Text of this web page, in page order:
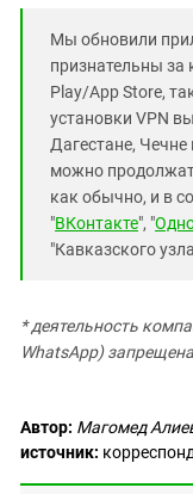
Мы обновили
признательны за
Play/App Store,
установки VPN
Дагестане, Чечне
можно
как обычно, и в
"ВКонтакте", "
"Кавказского
* деятельность
WhatsApp)
Автор: Магомед
источник: